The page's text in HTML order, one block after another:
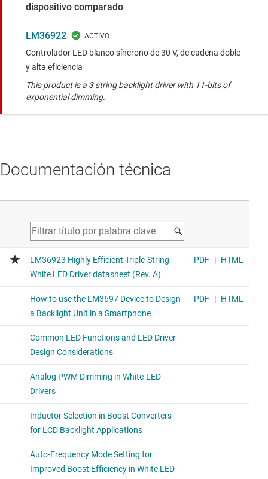
dispositivo comparado
LM36922
Controlador LED blanco síncrono de 30 V, de cadena doble
y alta eficiencia
This product is a 3 string backlight driver with 11-bits of
exponential dimming.
Documentación técnica